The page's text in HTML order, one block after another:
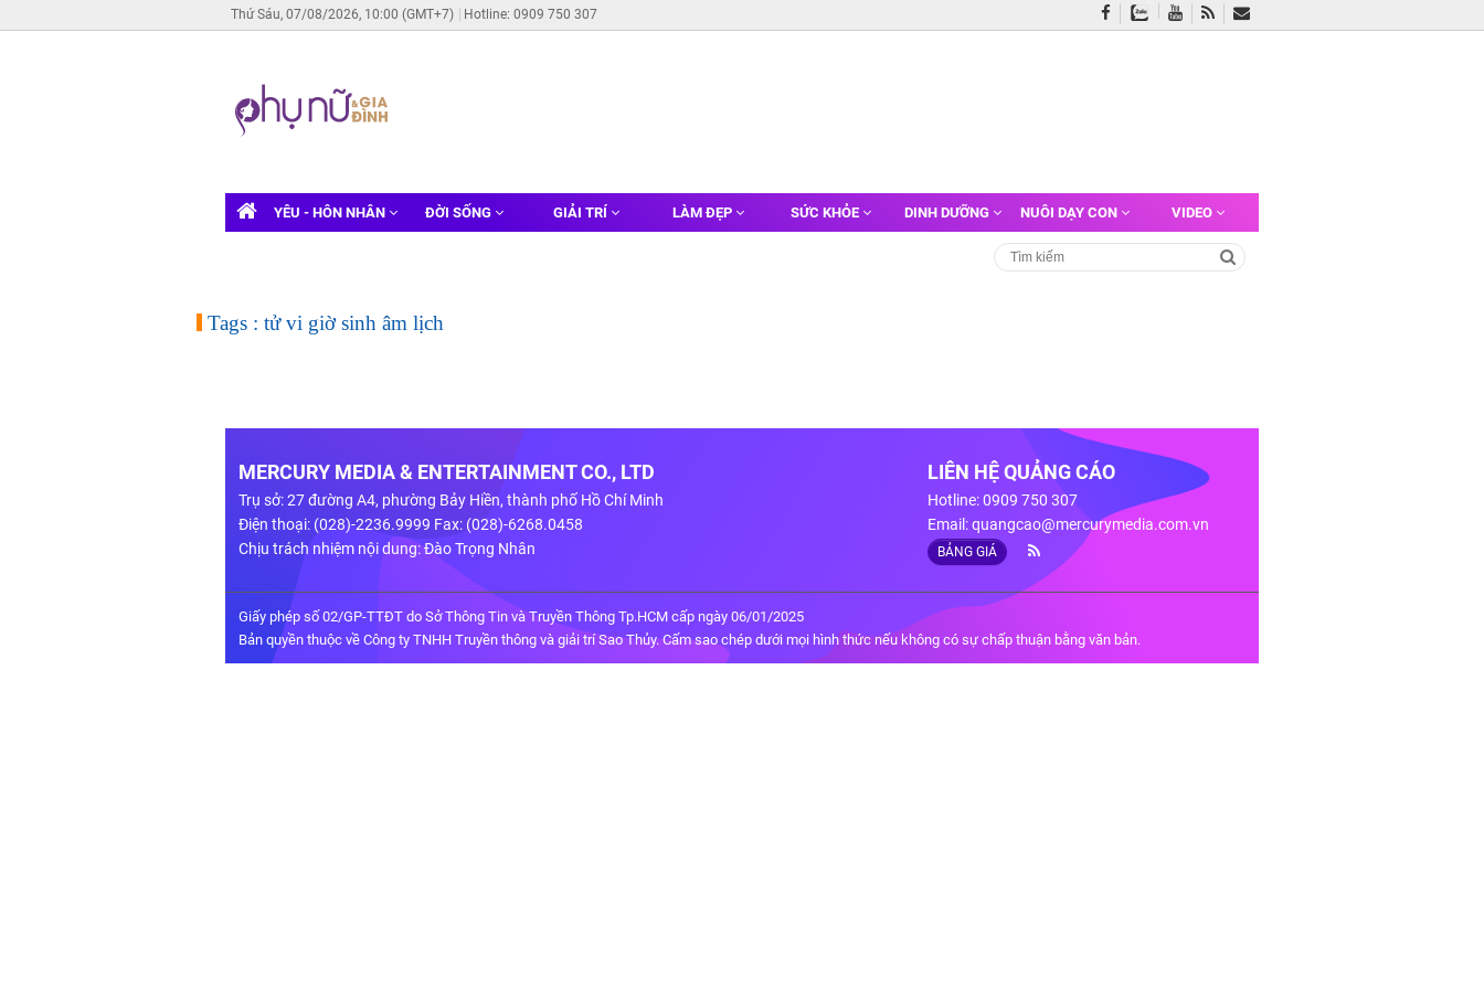
Thứ Sáu, 07/08/2026, 10:00 (GMT+7) Hotline: 0909 750 307
YÊU - HÔN NHÂN ĐỜI SỐNG GIẢI TRÍ LÀM ĐẸP SỨC KHỎE DINH DƯỠNG NUÔI DẠY CON VIDEO
Tags : tử vi giờ sinh âm lịch
MERCURY MEDIA & ENTERTAINMENT CO., LTD
Trụ sở: 27 đường A4, phường Bảy Hiền, thành phố Hồ Chí Minh
Điện thoại: (028)-2236.9999 Fax: (028)-6268.0458
Chịu trách nhiệm nội dung: Đào Trọng Nhân
LIÊN HỆ QUẢNG CÁO
Hotline: 0909 750 307
Email:quangcao@mercurymedia.com.vn
BẢNG GIÁ
Giấy phép số 02/GP-TTĐT do Sở Thông Tin và Truyền Thông Tp.HCM cấp ngày 06/01/2025
Bản quyền thuộc về Công ty TNHH Truyền thông và giải trí Sao Thủy. Cấm sao chép dưới mọi hình thức nếu không có sự chấp thuận bằng văn bản.